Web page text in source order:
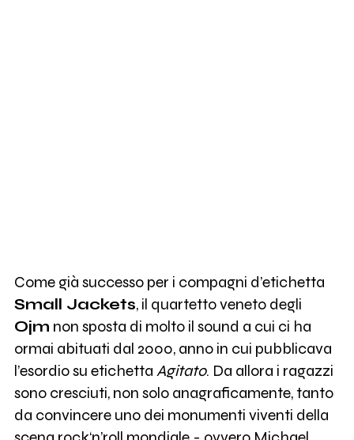
Come già successo per i compagni d’etichetta
Small Jackets, il quartetto veneto degli
Ojm non sposta di molto il sound a cui ci ha
ormai abituati dal 2000, anno in cui pubblicava
l’esordio su etichetta Agitato. Da allora i ragazzi
sono cresciuti, non solo anagraficamente, tanto
da convincere uno dei monumenti viventi della